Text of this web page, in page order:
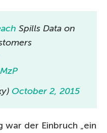
Spills Data on
October 2, 2015
war der Einbruch „ein